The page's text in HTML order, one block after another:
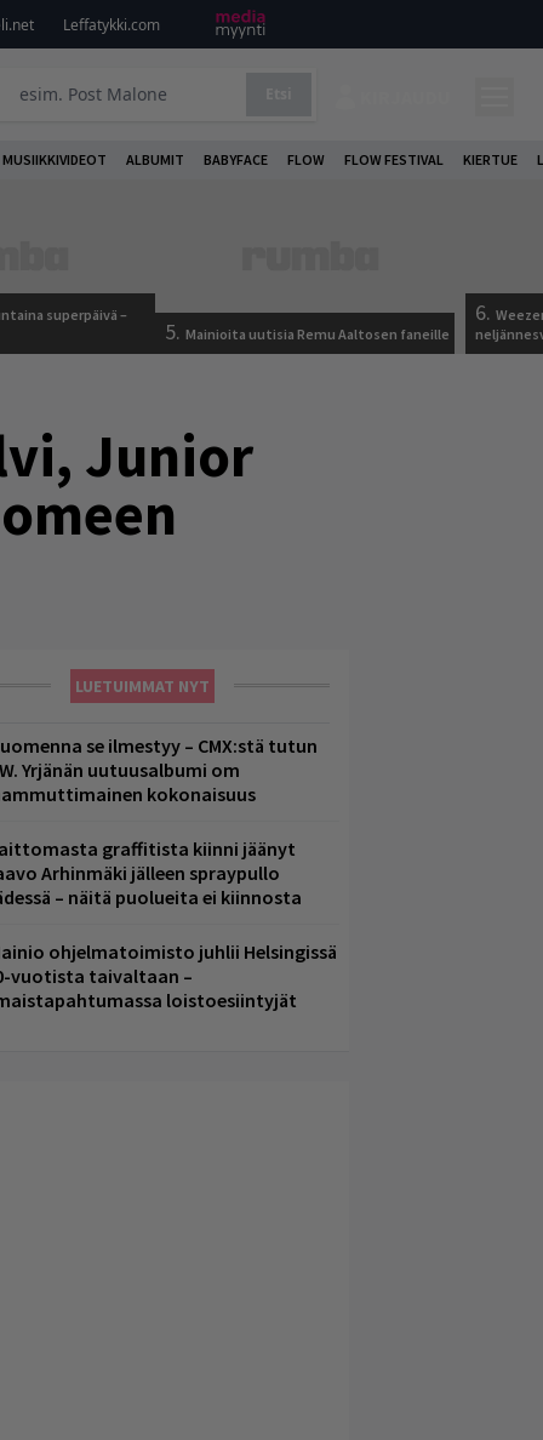
Leffatykki.com
MUSIIKKIVIDEOT ALBUMIT BABYFACE FLOW FLOW FESTIVAL KIERTUE
superpäivä –
5. Mainioita uutisia Remu Aaltosen faneille
6.
Junior
LUETUIMMAT NYT
se ilmestyy – CMX:stä tutun
Yrjänän uutuusalbumi om
kokonaisuus
graffitista kiinni jäänyt
Arhinmäki jälleen spraypullo
– näitä puolueita ei kiinnosta
ohjelmatoimisto juhlii Helsingissä
vuotista taivaltaan –
loistoesiintyjät